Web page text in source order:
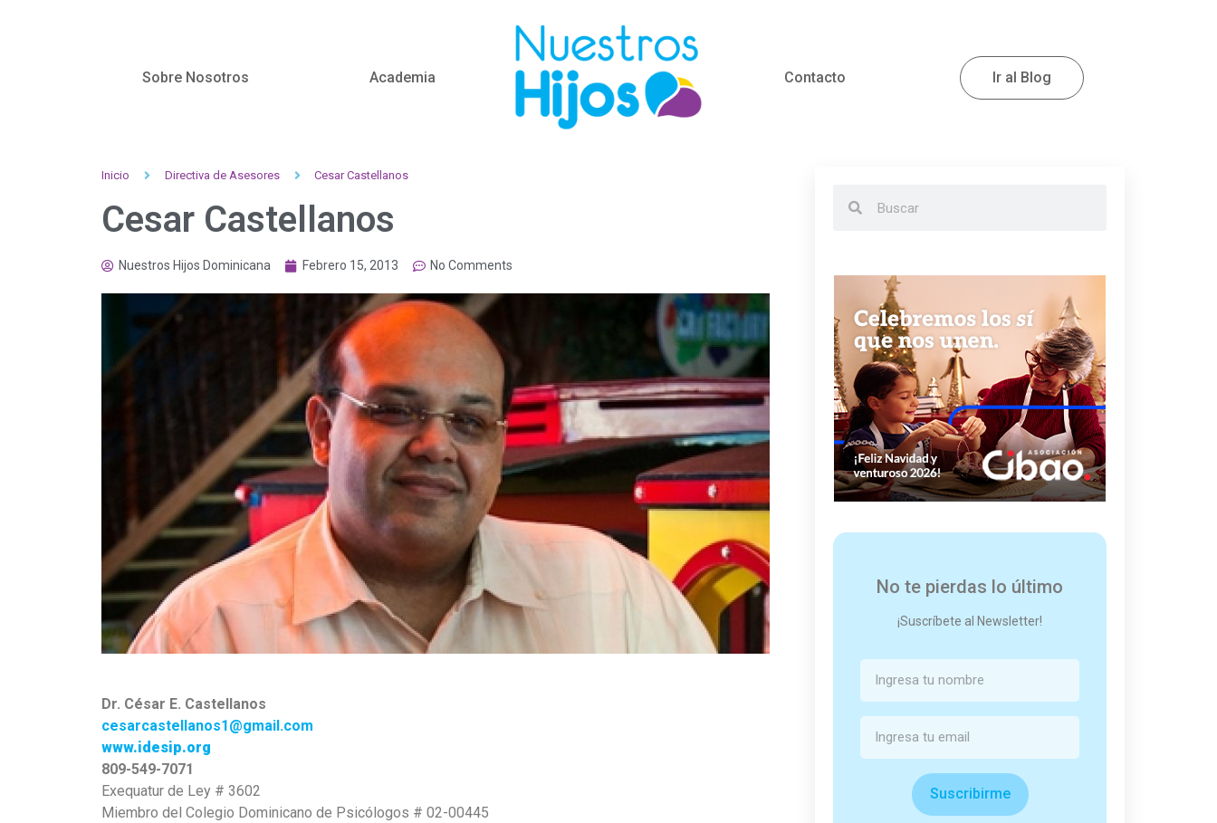
Sobre Nosotros Academia Contacto Ir al Blog
Inicio Directiva de Asesores Cesar Castellanos
Cesar Castellanos
Nuestros Hijos Dominicana Febrero 15, 2013 No Comments
Dr. César E. Castellanos
cesarcastellanos1@gmail.com
www.idesip.org
809-549-7071
Exequatur de Ley # 3602
Miembro del Colegio Dominicano de Psicólogos # 02-00445
No te pierdas lo último
¡Suscríbete al Newsletter!
Suscribirme